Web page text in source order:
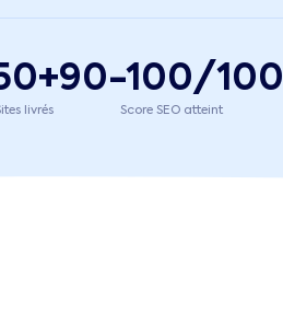
livrés
90-100/100
Score SEO atteint